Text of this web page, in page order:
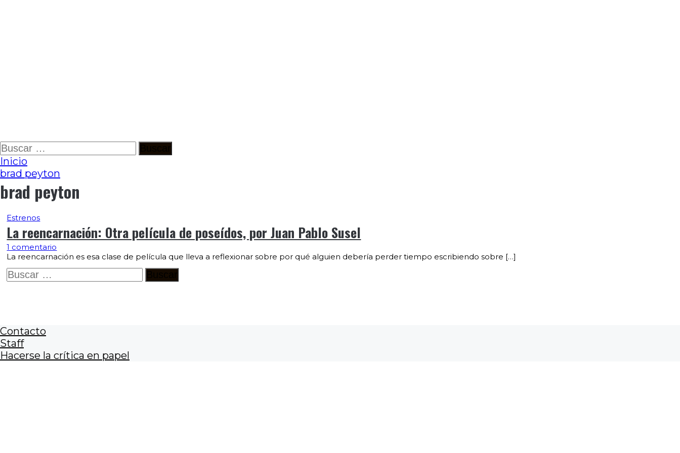
Ir
al
contenido
Buscar:
Inicio
brad peyton
brad peyton
Estrenos
La reencarnación: Otra película de poseídos, por Juan Pablo Susel
1 comentario
La reencarnación es esa clase de película que lleva a reflexionar sobre por qué alguien debería perder tiempo escribiendo sobre […]
Buscar:
Contacto
Staff
Hacerse la crítica en papel